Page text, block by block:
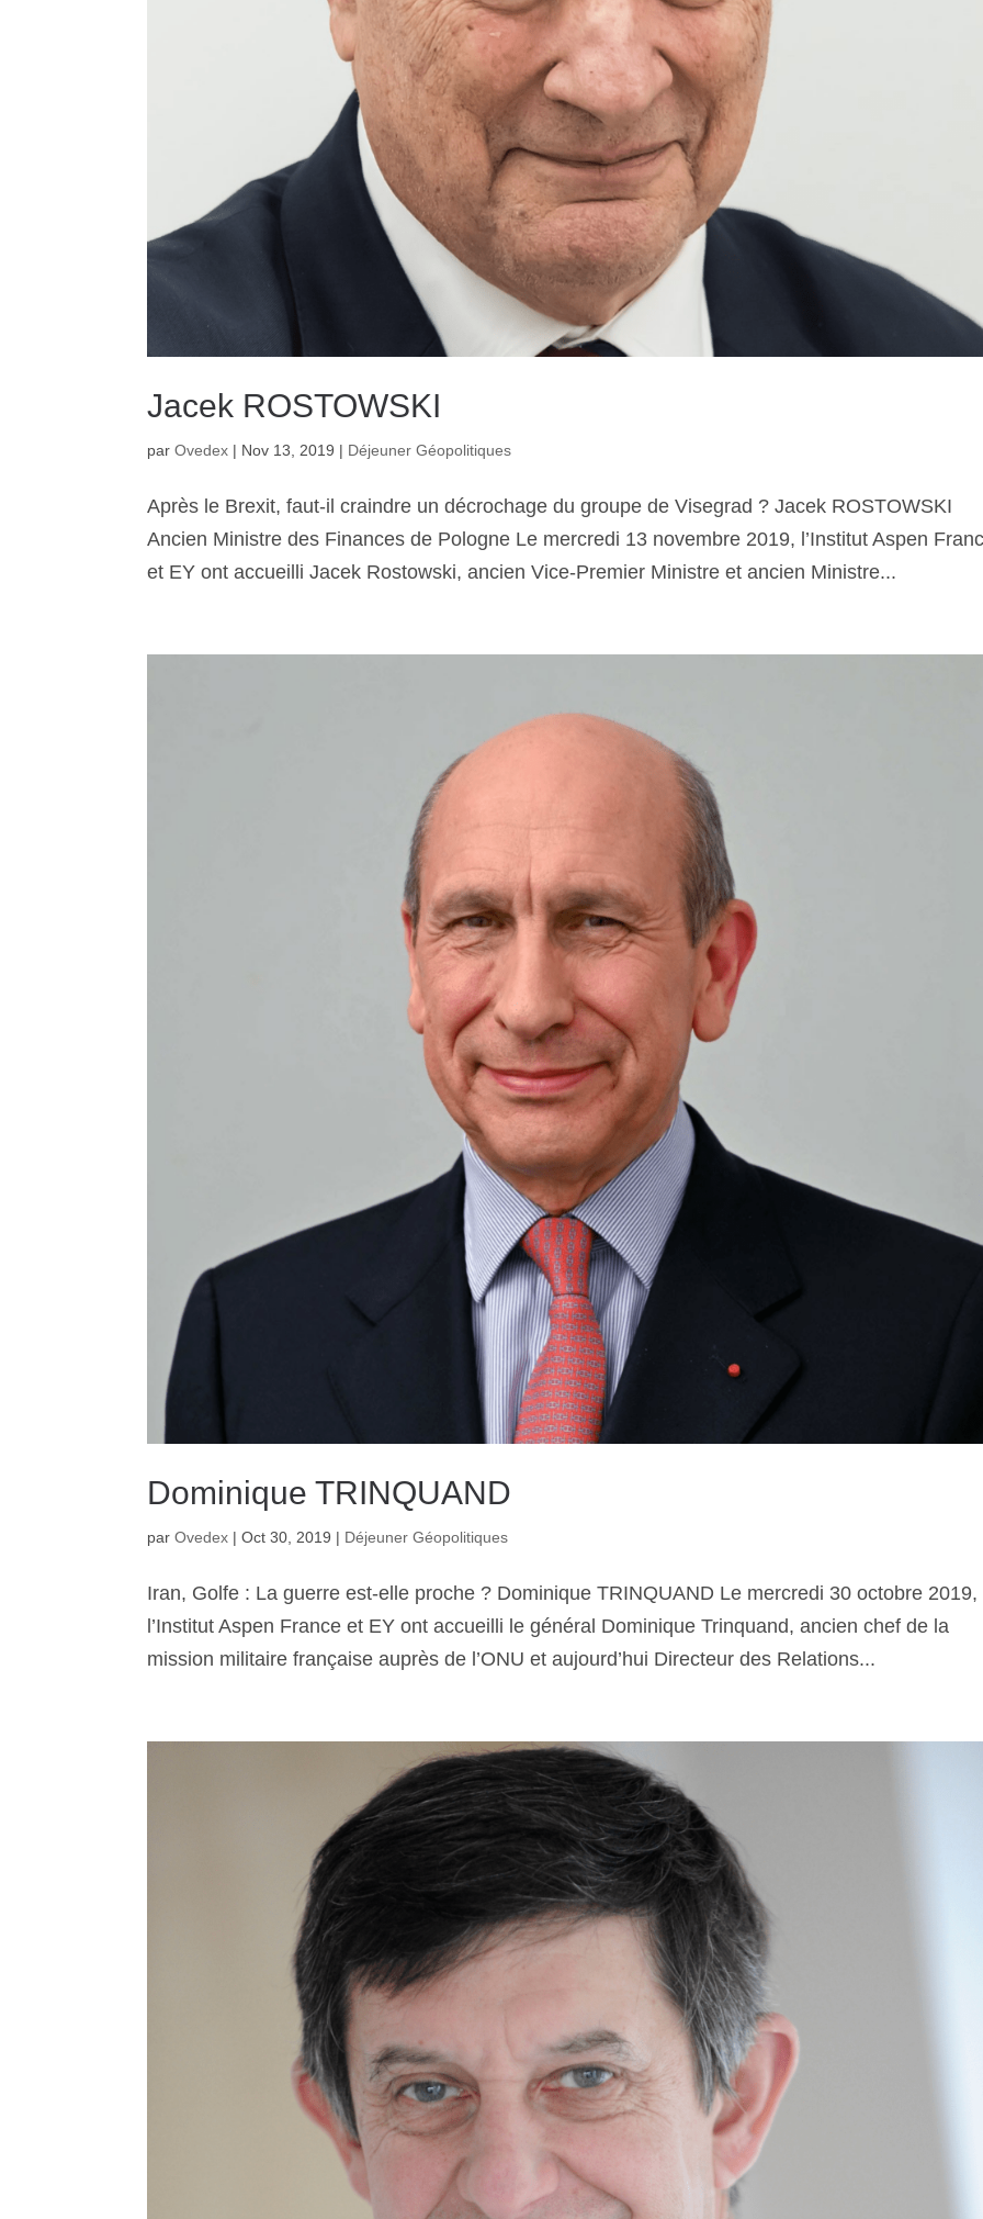
Jacek ROSTOWSKI
parOvedex | Nov 13, 2019 | Déjeuner Géopolitiques
Après le Brexit, faut-il craindre un décrochage du groupe de Visegrad ? Jacek ROSTOWSKI
Ancien Ministre des Finances de Pologne Le mercredi 13 novembre 2019, l’Institut Aspen
et EY ont accueilli Jacek Rostowski, ancien Vice-Premier Ministre et ancien Ministre...
Dominique TRINQUAND
parOvedex |Oct 30, 2019 | Déjeuner Géopolitiques
Iran, Golfe : La guerre est-elle proche ? Dominique TRINQUAND Le mercredi 30 octobre 2019,
l’Institut Aspen France et EY ont accueilli le général Dominique Trinquand, ancien chef de la
mission militaire française auprès de l’ONU et aujourd’hui Directeur des Relations...